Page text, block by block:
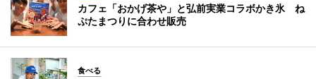
カフェ「おかげ茶や」と弘前実業コラボかき氷 ね
ぷたまつりに合わせ販売
食べる